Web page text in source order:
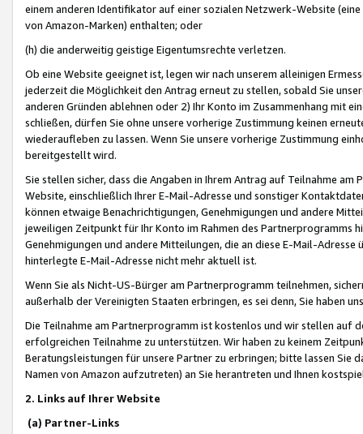
einem anderen Identifikator auf einer sozialen Netzwerk-Website
von Amazon-Marken) enthalten; oder
(h) die anderweitig geistige Eigentumsrechte verletzen.
Ob eine Website geeignet ist, legen wir nach unserem alleinigen
jederzeit die Möglichkeit den Antrag erneut zu stellen, sobald Sie
anderen Gründen ablehnen oder 2) Ihr Konto im Zusammenhang mit
schließen, dürfen Sie ohne unsere vorherige Zustimmung keinen
wiederaufleben zu lassen. Wenn Sie unsere vorherige Zustimmung
bereitgestellt wird.
Sie stellen sicher, dass die Angaben in Ihrem Antrag auf Teilnahme
Website, einschließlich Ihrer E-Mail-Adresse und sonstiger
können etwaige Benachrichtigungen, Genehmigungen und andere
jeweiligen Zeitpunkt für Ihr Konto im Rahmen des Partnerprogramms
Genehmigungen und andere Mitteilungen, die an diese E-Mail-
hinterlegte E-Mail-Adresse nicht mehr aktuell ist.
Wenn Sie als Nicht-US-Bürger am Partnerprogramm teilnehmen,
außerhalb der Vereinigten Staaten erbringen, es sei denn, Sie haben
Die Teilnahme am Partnerprogramm ist kostenlos und wir stellen auf
erfolgreichen Teilnahme zu unterstützen. Wir haben zu keinem
Beratungsleistungen für unsere Partner zu erbringen; bitte lassen Sie
Namen von Amazon aufzutreten) an Sie herantreten und Ihnen
2. Links auf Ihrer Website
(a) Partner-Links